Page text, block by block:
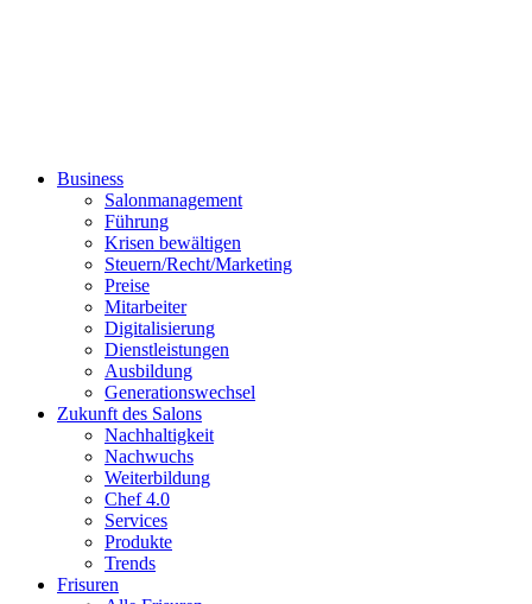
Business
Salonmanagement
Führung
Krisen bewältigen
Steuern/Recht/Marketing
Preise
Mitarbeiter
Digitalisierung
Dienstleistungen
Ausbildung
Generationswechsel
Zukunft des Salons
Nachhaltigkeit
Nachwuchs
Weiterbildung
Chef 4.0
Services
Produkte
Trends
Frisuren